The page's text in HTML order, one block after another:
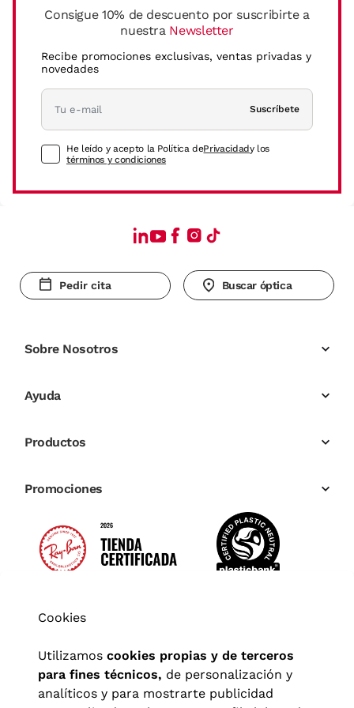
Consigue 10% de descuento por suscribirte a
nuestra Newsletter
Recibe promociones exclusivas, ventas privadas y
novedades
Suscríbete
He leído y acepto la Política dePrivacidady los
términos y condiciones
Pedir cita Buscar óptica
Sobre Nosotros
Ayuda
Productos
Promociones
Cookies
Utilizamos cookies propias y de terceros
para fines técnicos, de personalización y
analíticos y para mostrarte publicidad